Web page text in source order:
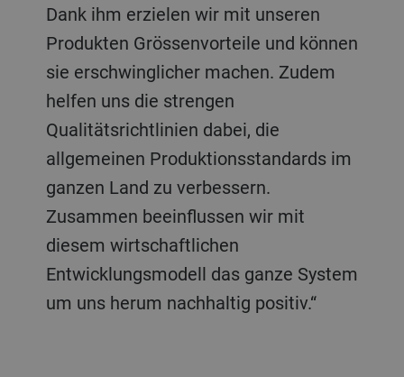
Dank ihm erzielen wir mit unseren
Produkten Grössenvorteile und können
sie erschwinglicher machen. Zudem
helfen uns die strengen
Qualitätsrichtlinien dabei, die
allgemeinen Produktionsstandards im
ganzen Land zu verbessern.
Zusammen beeinflussen wir mit
diesem wirtschaftlichen
Entwicklungsmodell das ganze System
um uns herum nachhaltig positiv.“